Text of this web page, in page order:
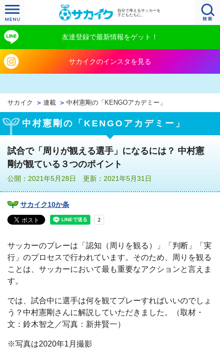
自分で考えるサッカーを
子どもたちに。
友達登録で最新情報をゲット！
サカイクのインスタを見る
サカイク 連載 中村憲剛の「KENGOアカデミー」
中村憲剛の「KENGOアカデミー」
試合で「周りが観える選手」になるには？ 中村憲
剛が観ている３つのポイント
公開：2021年5月28日 更新：2021年5月31日
サカイク10か条
サッカーのプレーは「認知（周りを観る）」「判断」「実
行」のプロセスで行われています。そのため、周りを観る
ことは、サッカーにおいて最も重要なアクションと言えま
す。
では、試合中に選手は何を観てプレーすればいいのでしょ
う？中村憲剛さんに解説していただきました。（取材・
文：鈴木智之／写真：新井賢一）
※写真は2020年1月撮影